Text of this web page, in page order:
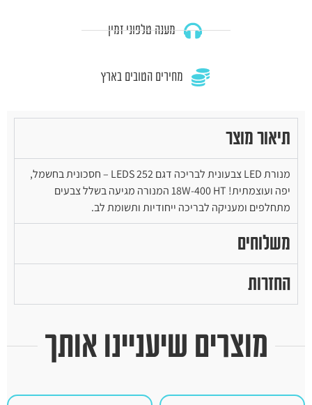
מענה טלפוני זמין
מחירים הטובים בארץ
תיאור מוצר
מנורת LED צבעונית לבריכה דגם 252 LEDS – חסכונית בחשמל,
יפה ועוצמתית! 18W-400 HT המנורה מגיעה בשלל צבעים
מתחלפים ומעניקה לבריכה ייחודיות ותשומת לב.
משלוחים
החזרות
מוצרים שיעניינו אותך